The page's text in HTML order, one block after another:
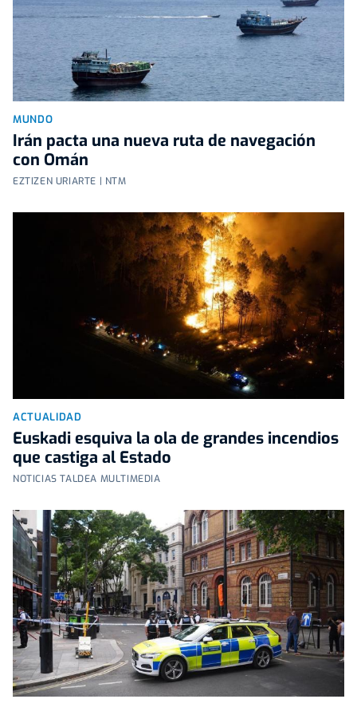
MUNDO
Irán pacta una nueva ruta de navegación
con Omán
EZTIZEN URIARTE | NTM
ACTUALIDAD
Euskadi esquiva la ola de grandes incendios
que castiga al Estado
NOTICIAS TALDEA MULTIMEDIA